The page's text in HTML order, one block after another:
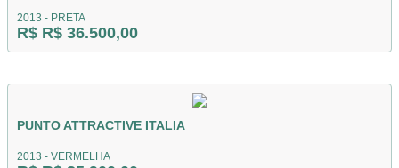
2013 - PRETA
R$ R$ 36.500,00
PUNTO ATTRACTIVE ITALIA
2013 - VERMELHA